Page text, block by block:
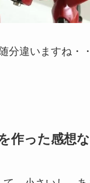
分違いますね・
作った感想